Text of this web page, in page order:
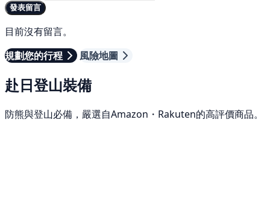
發表留言
目前沒有留言。
規劃您的行程
風險地圖
赴日登山裝備
防熊與登山必備，嚴選自Amazon・Rakuten的高評價商品。